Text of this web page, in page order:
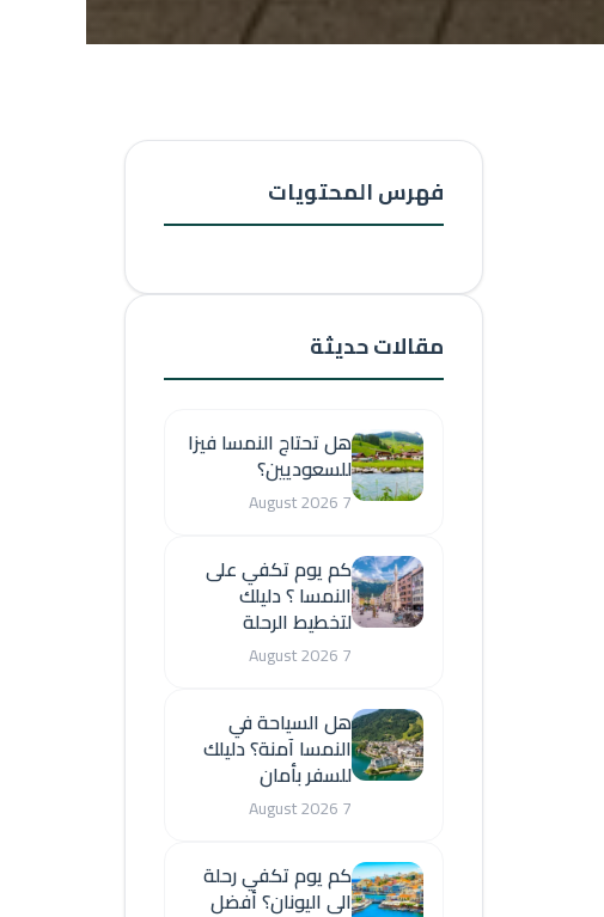
فهرس المحتويات
مقالات حديثة
هل تحتاج النمسا فيزا
للسعوديين؟
7 August 2026
كم يوم تكفي على
النمسا ؟ دليلك
لتخطيط الرحلة
7 August 2026
هل السياحة في
النمسا آمنة؟ دليلك
للسفر بأمان
7 August 2026
كم يوم تكفي رحلة
الى اليونان؟ أفضل